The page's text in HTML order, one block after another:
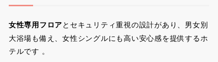
女性専用フロアとセキュリティ重視の設計があり、男女別
大浴場も備え、女性シングルにも高い安心感を提供するホ
テルです 。